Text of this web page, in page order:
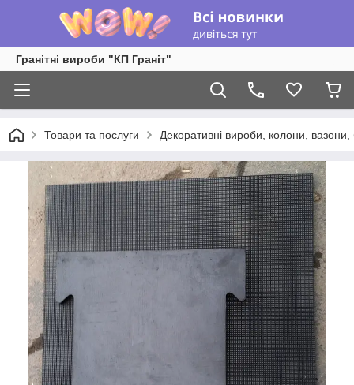
Гранітні вироби "КП Граніт"
Товари та послуги Декоративні вироби, колони,